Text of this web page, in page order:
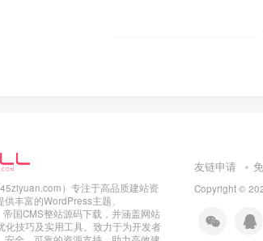
）专注于高品质建站资
丰富的WordPress主题、
国CMS整站源码下载，并涵盖网站
化技巧及实用工具。致力于为开发者
友链申请
Copyright ©